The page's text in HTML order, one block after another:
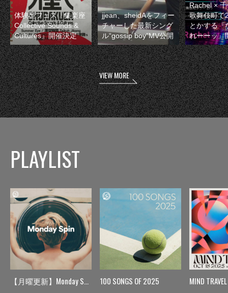
体験型フェス『集楽座
Collective Sounds &
Cultures』開催決定
jjean、sheidAをフィー
チャーした最新シング
ル“gossip boy”MV公開
Rachel ×
歌舞伎町で
とかする『
れーーッ』
VIEW MORE
PLAYLIST
【月曜更新】Monday Spin 100 SONGS OF 2025 MIND TRAVEL